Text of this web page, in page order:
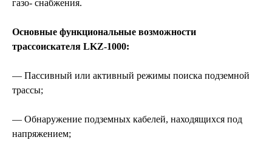
газо‐ снабжения.
Основные функциональные возможности
трассоискателя LKZ-1000:
— Пассивный или активный режимы поиска подземной
трассы;
— Обнаружение подземных кабелей, находящихся под
напряжением;